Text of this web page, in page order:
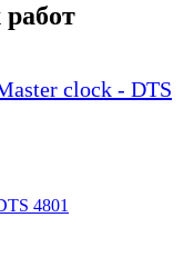
clock - DTS
4801